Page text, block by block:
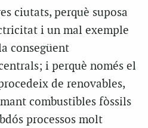
ciutats, perquè suposa
i un mal exemple
consegüent
i perquè només el
de renovables,
combustibles fòssils
processos molt